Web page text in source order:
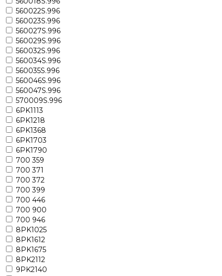
560022S.996
560023S.996
560027S.996
560029S.996
560032S.996
560034S.996
560035S.996
560046S.996
560047S.996
570009S.996
6PK1113
6PK1218
6PK1368
6PK1703
6PK1790
700 359
700 371
700 372
700 399
700 446
700 900
700 946
8PK1025
8PK1612
8PK1675
8PK2112
9PK2140